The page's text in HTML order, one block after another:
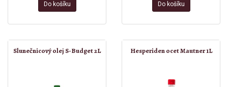
Do košíku Do košíku
Slunečnicový olej S-Budget 2L Hesperiden ocet Mautner 1L